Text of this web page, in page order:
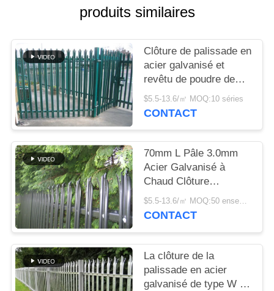
CITATION
PLAN
DU
SITE
PRIVACY
POLICY
produits similaires
Clôture de palissade en
acier galvanisé et
revêtu de poudre de
type W/D pour une
sécurité élevée
$5.5-13.6/㎡ MOQ:10 séries
CONTACT
70mm L Pâle 3.0mm
Acier Galvanisé à
Chaud Clôture
Palissade pour
Sécurité Résidentielle
$5.5-13.6/㎡ MOQ:50 ensembles
CONTACT
La clôture de la
palissade en acier
galvanisé de type W /